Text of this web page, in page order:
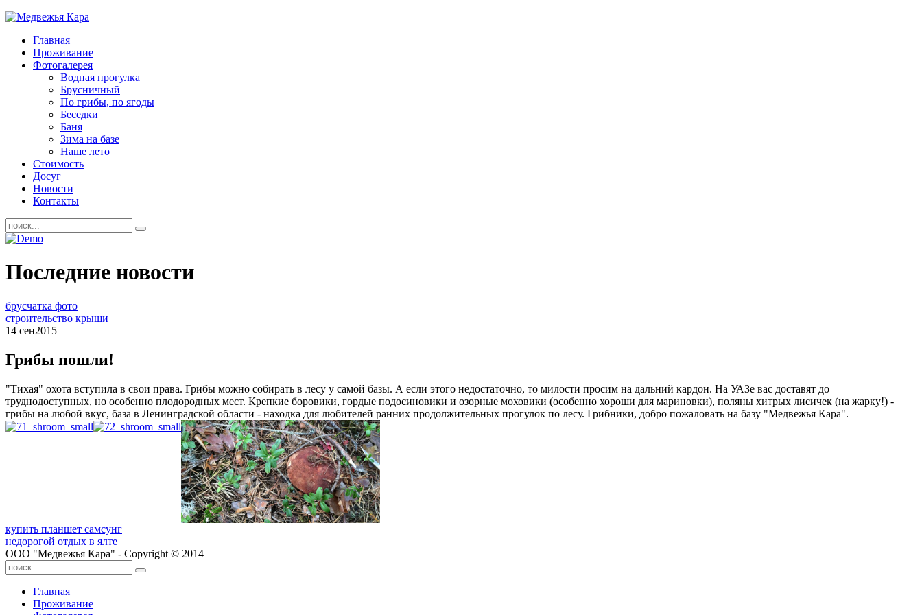
Главная
Проживание
Фотогалерея
Водная прогулка
Брусничный
По грибы, по ягоды
Беседки
Баня
Зима на базе
Наше лето
Стоимость
Досуг
Новости
Контакты
Последние новости
брусчатка фото
строительство крыши
14 сен2015
Грибы пошли!
"Тихая" охота вступила в свои права. Грибы можно собирать в лесу у самой базы. А если этого недостаточно, то милости просим на дальний кардон. На УАЗе вас доставят до
труднодоступных, но особенно плодородных мест. Крепкие боровики, гордые подосиновики и озорные моховики (особенно хороши для мариновки), поляны хитрых лисичек (на жарку!) -
грибы на любой вкус, база в Ленинградской области - находка для любителей ранних продолжительных прогулок по лесу. Грибники, добро пожаловать на базу "Медвежья Кара".
купить планшет самсунг
недорогой отдых в ялте
ООО "Медвежья Кара" - Copyright © 2014
Главная
Проживание